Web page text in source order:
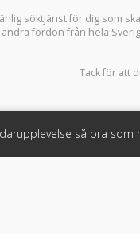
söktjänst för dig som
fordon från hela
Tack för att
så bra